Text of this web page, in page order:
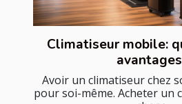
Climatiseur mobile:
Avoir un climatiseur chez
pour soi-même. Acheter un